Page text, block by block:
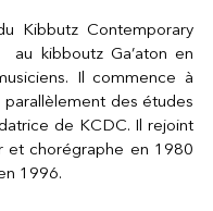
Kibbutz Contemporary
kibboutz Ga’aton en
Il commence à
des études
de KCDC. Il rejoint
et chorégraphe en 1980
1996.